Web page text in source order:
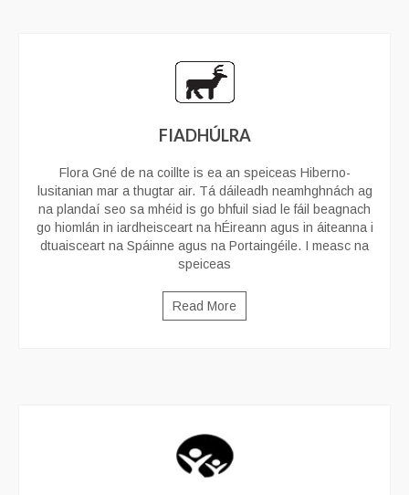
FIADHÚLRA
Flora Gné de na coillte is ea an speiceas Hiberno-
lusitanian mar a thugtar air. Tá dáileadh neamhghnách ag
na plandaí seo sa mhéid is go bhfuil siad le fáil beagnach
go hiomlán in iardheisceart na hÉireann agus in áiteanna i
dtuaisceart na Spáinne agus na Portaingéile. I measc na
speiceas
Read More